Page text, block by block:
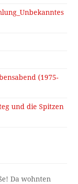
(1975-
und die Spitzen
Da wohnten